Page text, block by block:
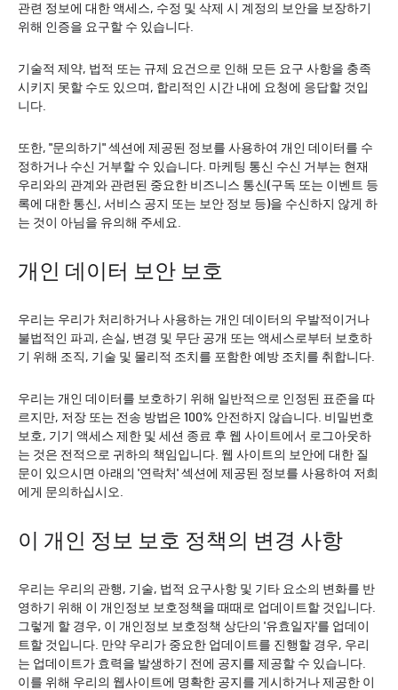
관련 정보에 대한 액세스, 수정 및 삭제 시 계정의 보안을 보장하기
위해 인증을 요구할 수 있습니다.
기술적 제약, 법적 또는 규제 요건으로 인해 모든 요구 사항을 충족
시키지 못할 수도 있으며, 합리적인 시간 내에 요청에 응답할 것입
니다.
또한, "문의하기" 섹션에 제공된 정보를 사용하여 개인 데이터를 수
정하거나 수신 거부할 수 있습니다. 마케팅 통신 수신 거부는 현재
우리와의 관계와 관련된 중요한 비즈니스 통신(구독 또는 이벤트 등
록에 대한 통신, 서비스 공지 또는 보안 정보 등)을 수신하지 않게 하
는 것이 아님을 유의해 주세요.
개인 데이터 보안 보호
우리는 우리가 처리하거나 사용하는 개인 데이터의 우발적이거나
불법적인 파괴, 손실, 변경 및 무단 공개 또는 액세스로부터 보호하
기 위해 조직, 기술 및 물리적 조치를 포함한 예방 조치를 취합니다.
우리는 개인 데이터를 보호하기 위해 일반적으로 인정된 표준을 따
르지만, 저장 또는 전송 방법은 100% 안전하지 않습니다. 비밀번호
보호, 기기 액세스 제한 및 세션 종료 후 웹 사이트에서 로그아웃하
는 것은 전적으로 귀하의 책임입니다. 웹 사이트의 보안에 대한 질
문이 있으시면 아래의 '연락처' 섹션에 제공된 정보를 사용하여 저희
에게 문의하십시오.
이 개인 정보 보호 정책의 변경 사항
우리는 우리의 관행, 기술, 법적 요구사항 및 기타 요소의 변화를 반
영하기 위해 이 개인정보 보호정책을 때때로 업데이트할 것입니다.
그렇게 할 경우, 이 개인정보 보호정책 상단의 '유효일자'를 업데이
트할 것입니다. 만약 우리가 중요한 업데이트를 진행할 경우, 우리
는 업데이트가 효력을 발생하기 전에 공지를 제공할 수 있습니다.
이를 위해 우리의 웹사이트에 명확한 공지를 게시하거나 제공한 이